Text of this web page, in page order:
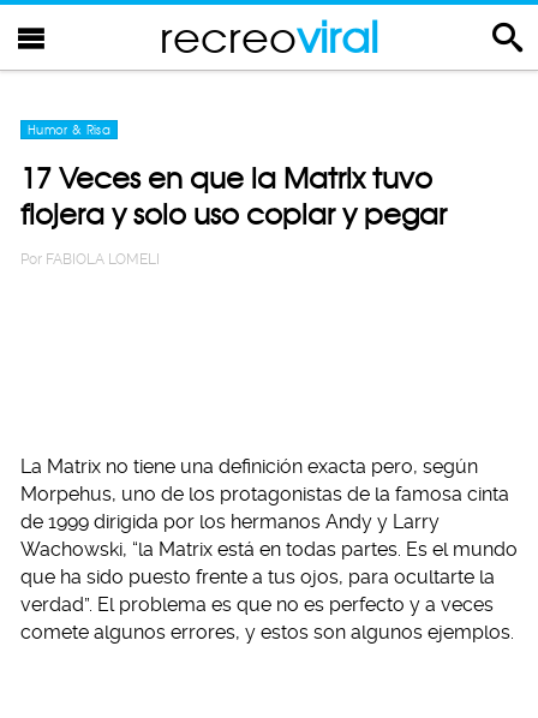
recreoviral
Humor & Risa
17 Veces en que la Matrix tuvo
flojera y solo uso copiar y pegar
Por FABIOLA LOMELI
La Matrix no tiene una definición exacta pero, según
Morpehus, uno de los protagonistas de la famosa cinta
de 1999 dirigida por los hermanos Andy y Larry
Wachowski, “la Matrix está en todas partes. Es el mundo
que ha sido puesto frente a tus ojos, para ocultarte la
verdad”. El problema es que no es perfecto y a veces
comete algunos errores, y estos son algunos ejemplos.